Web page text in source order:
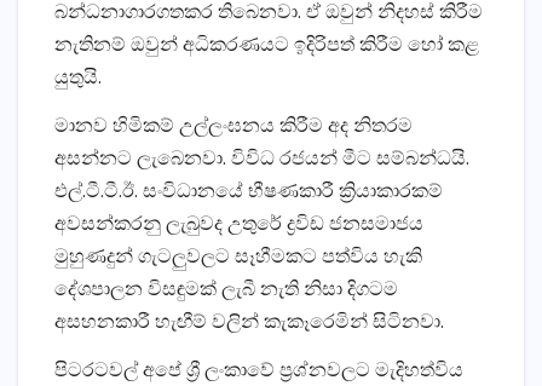
බන්ධනාගාරගතකර තිබෙනවා. ඒ ඔවුන් නිදහස්‌ කිරීම
නැතිනම් ඔවුන් අධිකරණයට ඉදිරිපත් කිරීම හෝ කළ
යුතුයි.
මානව හිමිකම් උල්ලංඝනය කිරීම අද නිතරම
අසන්නට ලැබෙනවා. විවිධ රජයන් මීට සම්බන්ධයි.
එල්.ටී.ටී.ඊ. සංවිධානයේ භීෂණකාරී ක්‍රියාකාරකම්
අවසන්කරනු ලැබුවද උතුරේ ද්‍රවිඩ ජනසමාජය
මුහුණදුන් ගැටලුවලට සෑහීමකට පත්විය හැකි
දේශපාලන විසඳුමක්‌ ලැබී නැති නිසා දිගටම
අසහනකාරී හැඟීම් වලින් කැකෑරෙමින් සිටිනවා.
පිටරටවල් අපේ ශ්‍රී ලංකාවේ ප්‍රශ්නවලට මැදිහත්විය